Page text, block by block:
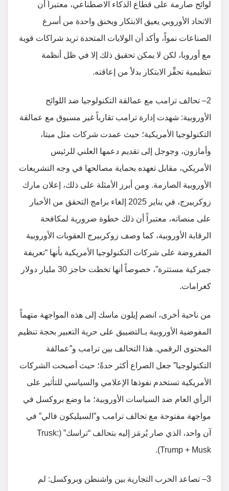
لوائح صارمة على قطاع الذكاء الاصطناعي، معتبراً أن
الاتحاد الأوروبي يعيق الابتكار ويخنق واحدة من أسرع
الصناعات نمواً، وأكد أن الولايات المتحدة تريد شراكات قوية
مع أوروبا، لكن لا يمكن تحقيق ذلك إلا في ظل أنظمة
تنظيمية تحفِّز الابتكار بدلاً من إعاقته.
2– تحالف ترامب مع عمالقة التكنولوجيا ضد اللوائح
الأوروبية: شهدت إدارة ترامب تقارباً غير مسبوق مع عمالقة
التكنولوجيا الأمريكية؛ حيث عمدت شركات مثل ميتا،
وأمازون، وجوجل إلى تقديم دعمها العلني للرئيس
الأمريكي، مقابل تعهده بحماية مصالحها في وجه التشريعات
الأوروبية الصارمة. ومن أبرز الأمثلة على ذلك، إعلان مارك
زوكربيرج، في يناير 2025 إلغاء برامج التحقق من الأخبار
على منصاته، معتبراً أن ذلك خطوة ضرورية لمكافحة
الرقابة الأوروبية، كما وصف زوكربيرج العقوبات الأوروبية
المفروضة على شركات التكنولوجيا الأمريكية بأنها “تعريفة
جمركية مستترة”، خصوصاً أنها تخطت حاجز 30 مليار دولار
كغرامات​.
من ناحية أخرى، انضم إيلون ماسك إلى هذه المواجهة متهماً
المفوضية الأوروبية بـالتضييق على حرية التعبير بحجة تنظيم
المحتوى الرقمي. هذا التحالف بين ترامب و”عمالقة
التكنولوجيا” جعل الصراع أكثر حدةً؛ حيث أصبحت الشركات
الأمريكية تستخدم نفوذها الإعلامي والسياسي للتأثير على
الرأي العام ضد السياسات الأوروبية؛ ما وضع بروكسل في
مواجهة مفتوحة مع تحالف ترامب و”السيليكون فالي” في
آن واحد​، الذي صار يُرمَز إليه بتحالف “تراسك” (Trusk:
Trump + Musk).
3– تصاعد الحرب التجارية بين واشنطن وبروكسل: لم